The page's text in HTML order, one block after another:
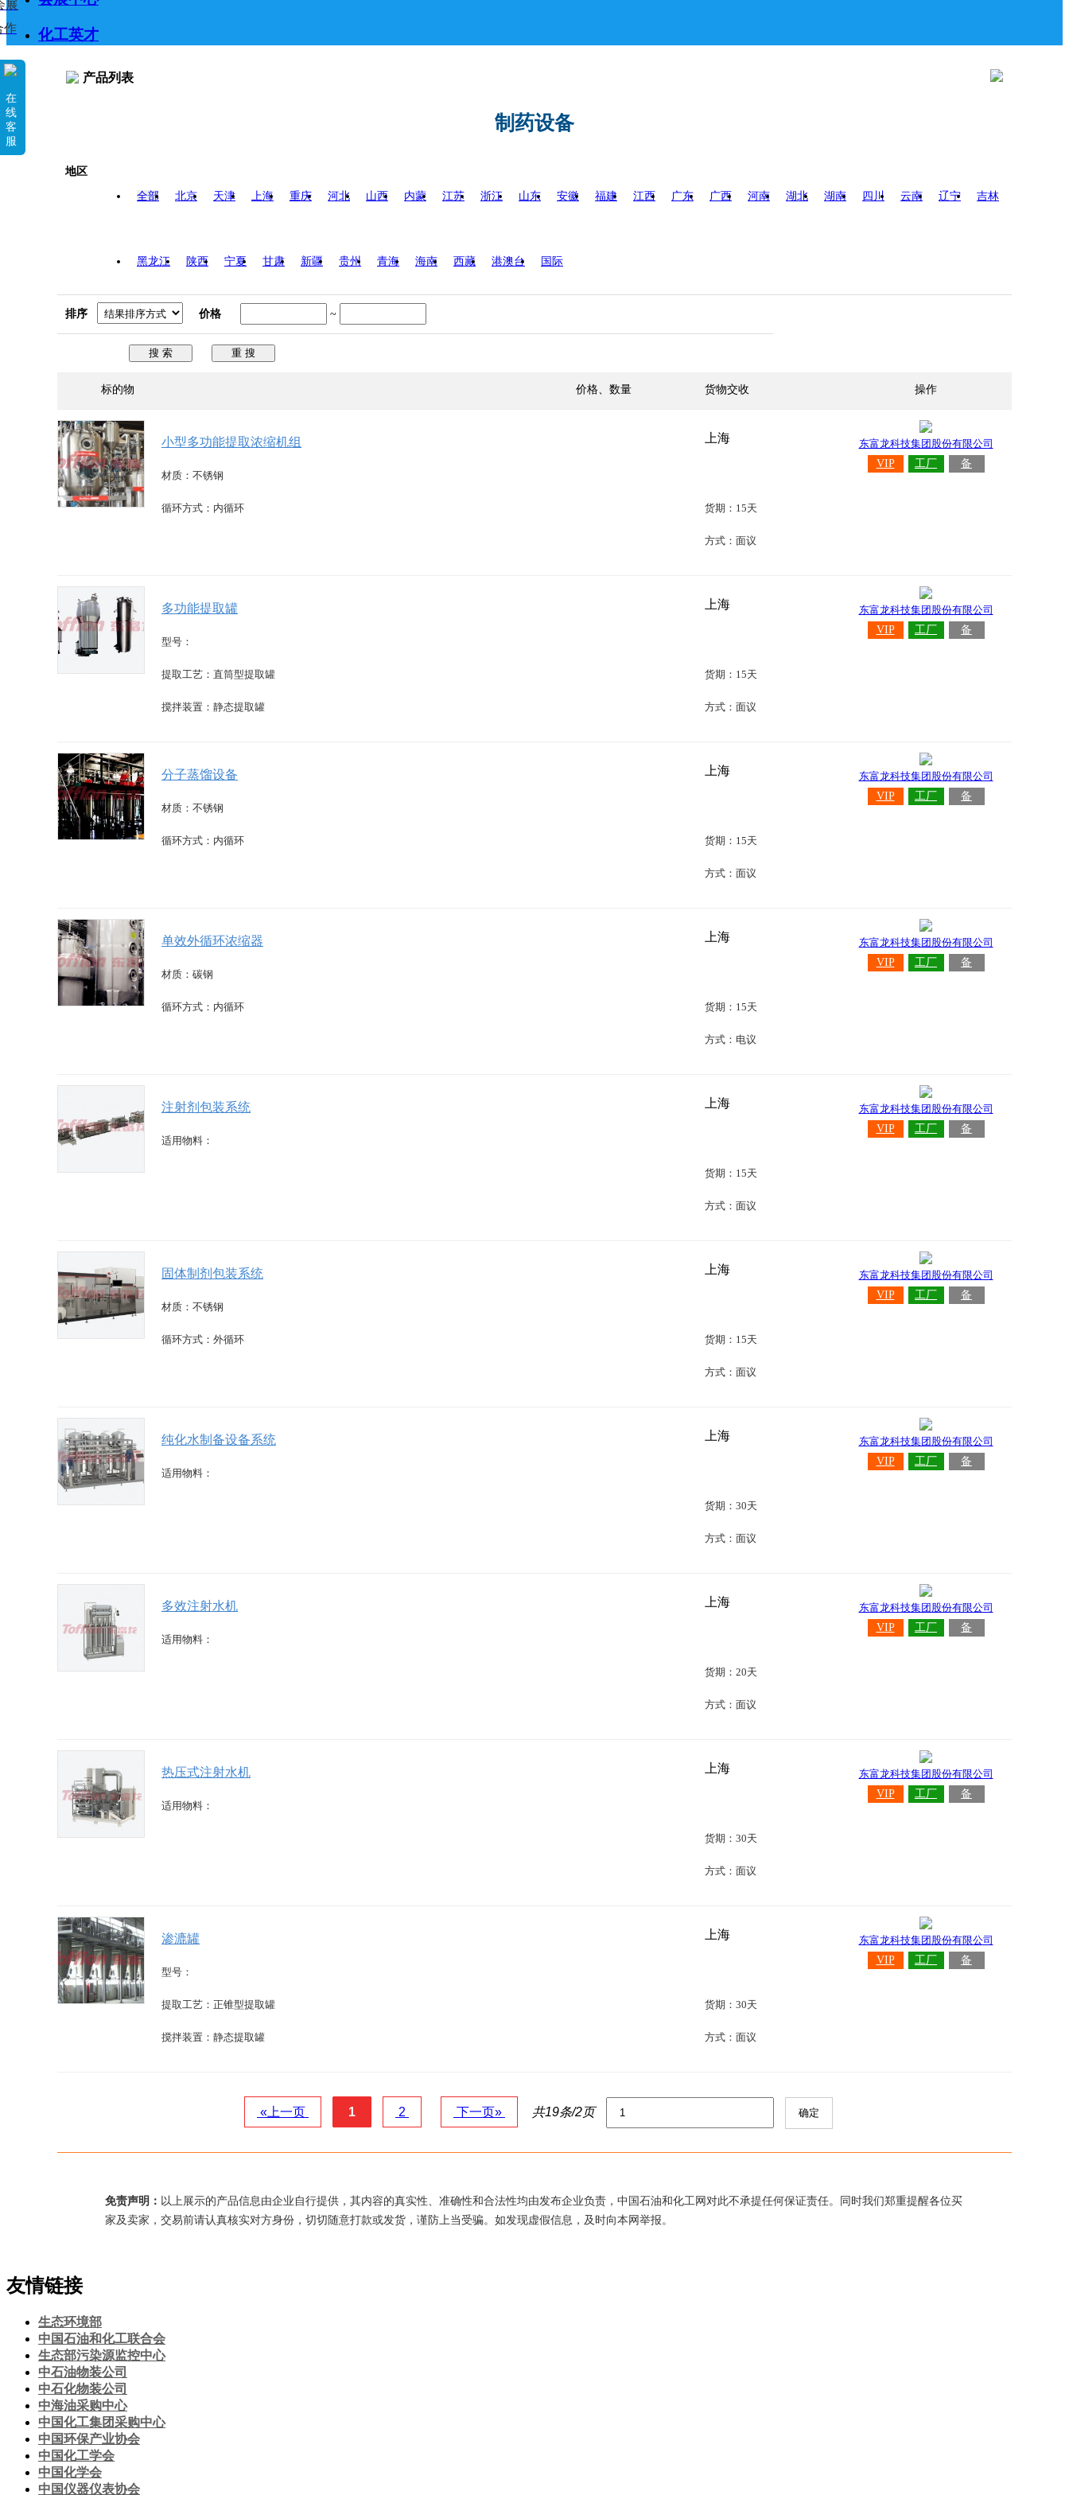
化工英才
展
作
在
线
客
服
产品列表
制药设备
地区
全部 北京 天津 上海 重庆 河北 山西 内蒙 江苏 浙江 山东 安徽 福建 江西 广东 广西 河南 湖北 湖南 四川 云南 辽宁 吉林
黑龙江 陕西 宁夏 甘肃 新疆 贵州 青海 海南 西藏 港澳台 国际
排序 价格 ~
标的物 价格、数量 货物交收 操作
小型多功能提取浓缩机组
材质：不锈钢
循环方式：内循环
上海
货期：15天
方式：面议
东富龙科技集团股份有限公司
VIP
工厂 备
多功能提取罐
型号：
提取工艺：直筒型提取罐
搅拌装置：静态提取罐
上海
货期：15天
方式：面议
东富龙科技集团股份有限公司
VIP
工厂 备
分子蒸馏设备
材质：不锈钢
循环方式：内循环
上海
货期：15天
方式：面议
东富龙科技集团股份有限公司
VIP
工厂 备
单效外循环浓缩器
材质：碳钢
循环方式：内循环
上海
货期：15天
方式：电议
东富龙科技集团股份有限公司
VIP
工厂 备
注射剂包装系统
适用物料：
上海
货期：15天
方式：面议
东富龙科技集团股份有限公司
VIP
工厂 备
固体制剂包装系统
材质：不锈钢
循环方式：外循环
上海
货期：15天
方式：面议
东富龙科技集团股份有限公司
VIP
工厂 备
纯化水制备设备系统
适用物料：
上海
货期：30天
方式：面议
东富龙科技集团股份有限公司
VIP
工厂 备
多效注射水机
适用物料：
上海
货期：20天
方式：面议
东富龙科技集团股份有限公司
VIP
工厂 备
热压式注射水机
适用物料：
上海
货期：30天
方式：面议
东富龙科技集团股份有限公司
VIP
工厂 备
渗漉罐
型号：
提取工艺：正锥型提取罐
搅拌装置：静态提取罐
上海
货期：30天
方式：面议
东富龙科技集团股份有限公司
VIP
工厂 备
«上一页 1 2 下一页» 共19条/2页
免责声明： 以上展示的产品信息由企业自行提供，其内容的真实性、准确性和合法性均由发布企业负责，中国石油和化工网对此不承提任何保证责任。同时我们郑重提醒各位买
家及卖家，交易前请认真核实对方身份，切切随意打款或发货，谨防上当受骗。如发现虚假信息，及时向本网举报。
友情链接
生态环境部
中国石油和化工联合会
生态部污染源监控中心
中石油物装公司
中石化物装公司
中海油采购中心
中国化工集团采购中心
中国环保产业协会
中国化工学会
中国化学会
中国仪器仪表协会